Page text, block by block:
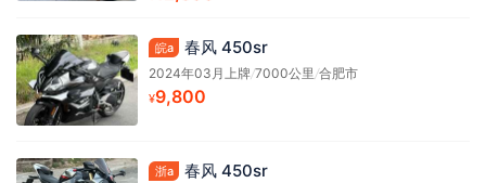
皖a 春风 450sr
2024年03月上牌/7000公里/合肥市
¥9,800
浙a 春风 450sr